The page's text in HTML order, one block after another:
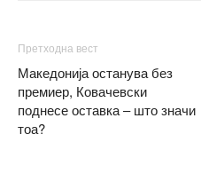
Претходна вест
Македонија останува без
премиер, Ковачевски
поднесе оставка – што значи
тоа?